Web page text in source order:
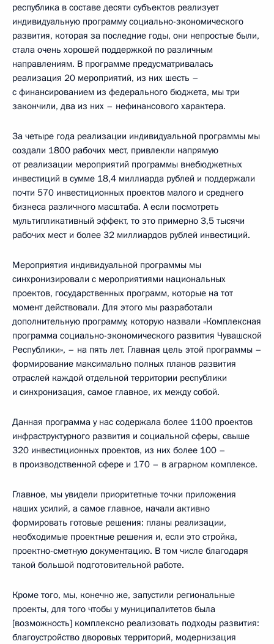
республика в составе десяти субъектов реализует
индивидуальную программу социально-экономического
развития, которая за последние годы, они непростые были,
стала очень хорошей поддержкой по различным
направлениям. В программе предусматривалась
реализация 20 мероприятий, из них шесть –
с финансированием из федерального бюджета, мы три
закончили, два из них – нефинансового характера.
За четыре года реализации индивидуальной программы мы
создали 1800 рабочих мест, привлекли напрямую
от реализации мероприятий программы внебюджетных
инвестиций в сумме 18,4 миллиарда рублей и поддержали
почти 570 инвестиционных проектов малого и среднего
бизнеса различного масштаба. А если посмотреть
мультипликативный эффект, то это примерно 3,5 тысячи
рабочих мест и более 32 миллиардов рублей инвестиций.
Мероприятия индивидуальной программы мы
синхронизировали с мероприятиями национальных
проектов, государственных программ, которые на тот
момент действовали. Для этого мы разработали
дополнительную программу, которую назвали «Комплексная
программа социально-экономического развития Чувашской
Республики», – на пять лет. Главная цель этой программы –
формирование максимально полных планов развития
отраслей каждой отдельной территории республики
и синхронизация, самое главное, их между собой.
Данная программа у нас содержала более 1100 проектов
инфраструктурного развития и социальной сферы, свыше
320 инвестиционных проектов, из них более 100 –
в производственной сфере и 170 – в аграрном комплексе.
Главное, мы увидели приоритетные точки приложения
наших усилий, а самое главное, начали активно
формировать готовые решения: планы реализации,
необходимые проектные решения и, если это стройка,
проектно-сметную документацию. В том числе благодаря
такой большой подготовительной работе.
Кроме того, мы, конечно же, запустили региональные
проекты, для того чтобы у муниципалитетов была
[возможность] комплексно реализовать подходы развития:
благоустройство дворовых территорий, модернизация